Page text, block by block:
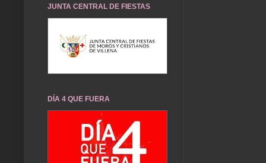
JUNTA CENTRAL DE FIESTAS
DÍA 4 QUE FUERA